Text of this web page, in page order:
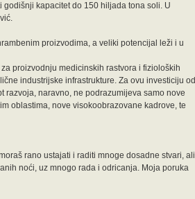
kapacitet do 150 hiljada tona soli. U
proizvodima, a veliki potencijal leži i u
proizvodnju medicinskih rastvora i fizioloških
industrijske infrastrukture. Za ovu investiciju od
razvoja, naravno, ne podrazumijeva samo nove
oblastima, nove visokoobrazovane kadrove, te
rano ustajati i raditi mnoge dosadne stvari, ali
noći, uz mnogo rada i odricanja. Moja poruka